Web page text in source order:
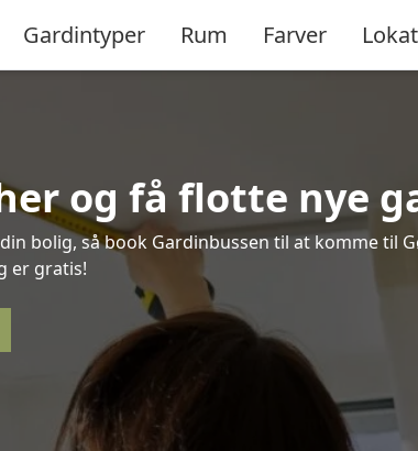
Gardintyper Rum Farver
og få flotte nye
bolig, så book Gardinbussen til at komme til
er gratis!